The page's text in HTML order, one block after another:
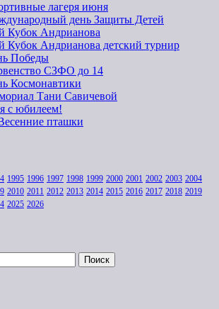
лагеря июня
день Защиты Детей
Кубок Андрианова
Кубок Андрианова детский турнир
Победы
СЗФО до 14
Космонавтики
Тани Савичевой
с юбилеем!
пташки
1995 1996 1997 1998 1999 2000 2001 2002 2003 2004
2010 2011 2012 2013 2014 2015 2016 2017 2018 2019
2025 2026